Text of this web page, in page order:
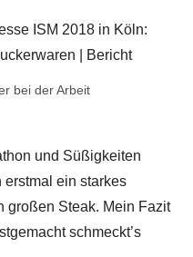
bei der Arbeit
und Süßigkeiten
ein starkes
großen Steak. Mein Fazit
schmeckt’s